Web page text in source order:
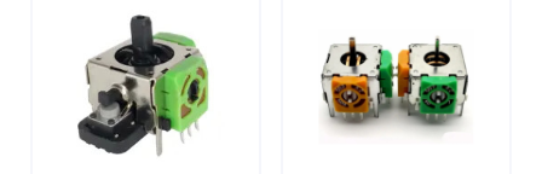
control automático.
iluminación y control.